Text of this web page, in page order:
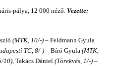
pálya, 12 000 néző. Vezette:
(MTK, 10/-) – Feldmann Gyula
TC, 8/-) – Bíró Gyula (MTK,
10), Takács Dániel (Törekvés, 1/-) –